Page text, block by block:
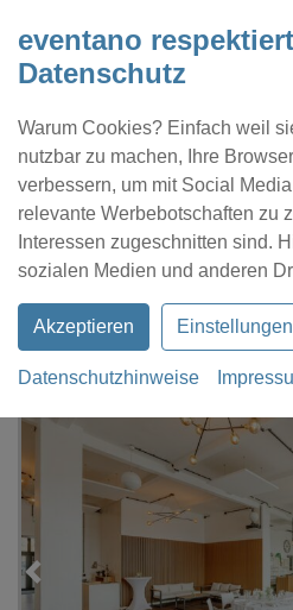
eventano
Datenschutz
Warum Cookies? Einfach weil
nutzbar zu machen, Ihre
verbessern, um mit Social
relevante Werbebotschaften zu
Interessen zugeschnitten sind.
sozialen Medien und anderen
Akzeptieren Einstellungen
Datenschutzhinweise
Kontakt
Alva Lounge
Loading...